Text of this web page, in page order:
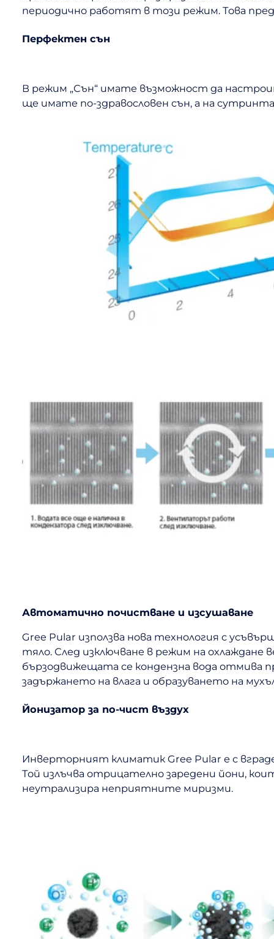
периодично работят в този режим. Това
Перфектен сън
В режим „Сън“ имате възможност да
ще имате по-здравословен сън, а на
Автоматично почистване и изсушаване
Gree Pular използва нова технология с
тяло. След изключване в режим на
бързодвижещата се кондензна вода отмива
задържането на влага и образуването на
Йонизатор за по-чист въздух
Инверторният климатик Gree Pular е с
Той излъчва отрицателно заредени йони,
неутрализира неприятните миризми.